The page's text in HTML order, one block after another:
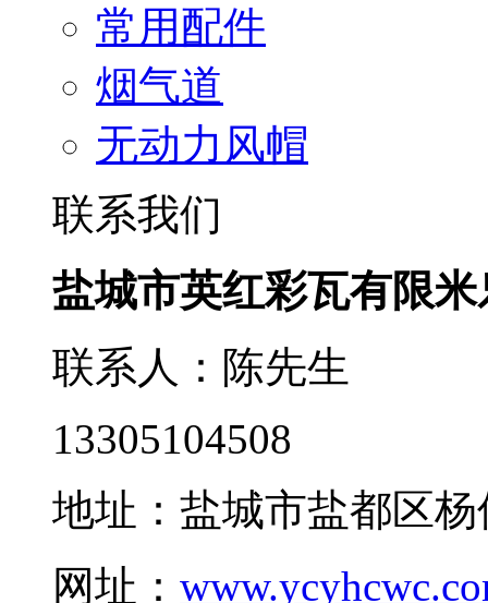
常用配件
烟气道
无动力风帽
联系我们
盐城市英红彩瓦有限
联系人：陈先生
13305104508
地址：盐城市盐都区
网址：